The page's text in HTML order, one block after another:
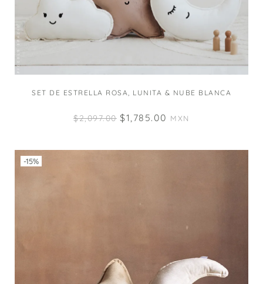
SET DE ESTRELLA ROSA, LUNITA & NUBE BLANCA
$2,097.00 $1,785.00 MXN
-15%